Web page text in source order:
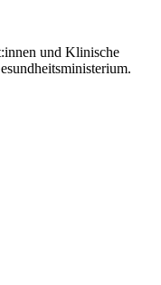
und Klinische